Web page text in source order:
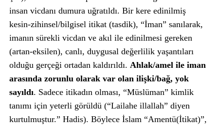
insan vicdanı dumura uğratıldı. Bir kere edinilmiş
kesin-zihinsel/bilgisel itikat (tasdik), “İman” sanılarak,
imanın sürekli vicdan ve akıl ile edinilmesi gereken
(artan-eksilen), canlı, duygusal değerlilik yaşantıları
olduğu gerçeği ortadan kaldırıldı. Ahlak/amel ile iman
arasında zorunlu olarak var olan ilişki/bağ, yok
sayıldı. Sadece itikadın olması, “Müslüman” kimlik
tanımı için yeterli görüldü (“Lailahe illallah” diyen
kurtulmuştur.” Hadis). Böylece İslam “Amentü(İtikat)”,